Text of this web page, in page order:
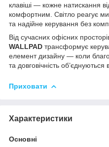
клавіші — кожне натискання
комфортним. Світло реагує
та надійне керування без
Від сучасних офісних
WALLPAD трансформує
елемент дизайну — коли
та довговічність
Приховати
Характеристики
Основні